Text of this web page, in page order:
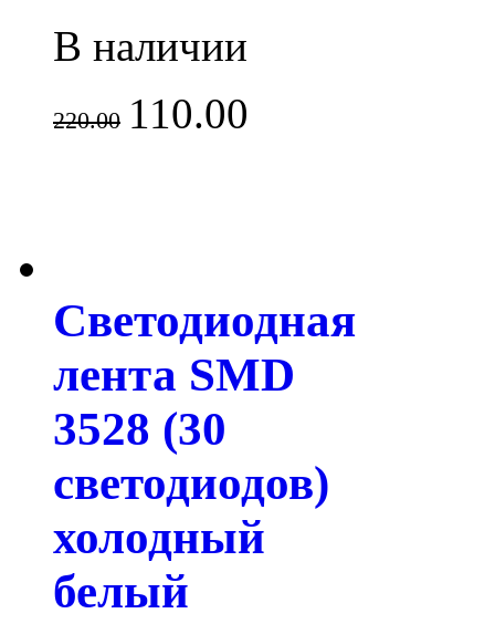
В наличии
220.00 110.00
Светодиодная
лента SMD
3528 (30
светодиодов)
холодный
белый